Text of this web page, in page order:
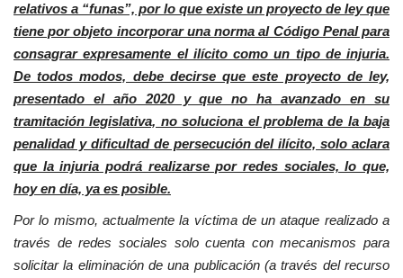
relativos a “funas”, por lo que existe un proyecto de ley que
tiene por objeto incorporar una norma al Código Penal para
consagrar expresamente el ilícito como un tipo de injuria.
De todos modos, debe decirse que este proyecto de ley,
presentado el año 2020 y que no ha avanzado en su
tramitación legislativa, no soluciona el problema de la baja
penalidad y dificultad de persecución del ilícito, solo aclara
que la injuria podrá realizarse por redes sociales, lo que,
hoy en día, ya es posible.
Por lo mismo, actualmente la víctima de un ataque realizado a
través de redes sociales solo cuenta con mecanismos para
solicitar la eliminación de una publicación (a través del recurso